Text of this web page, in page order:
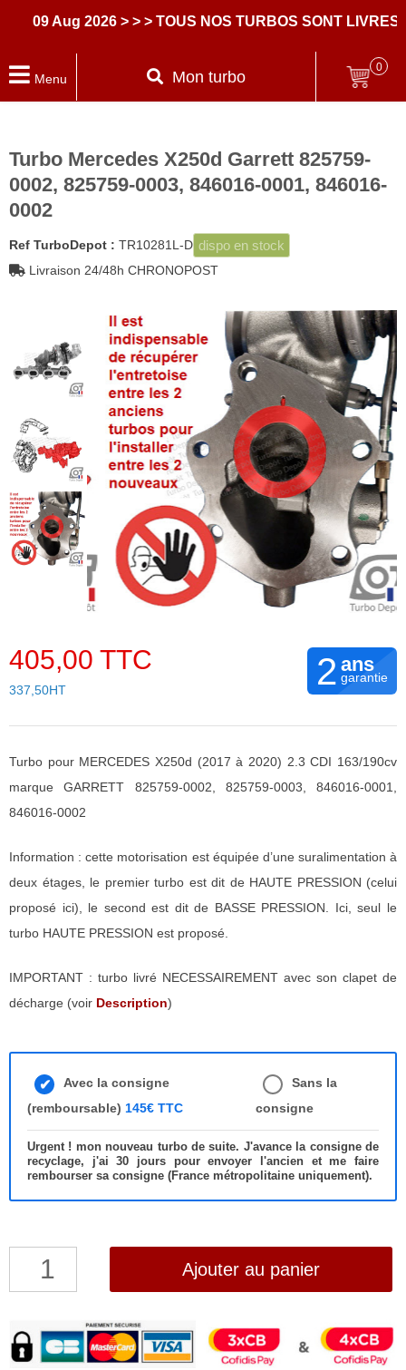
Aug 2026 > > > TOUS NOS TURBOS SONT LIVRES
Menu Mon turbo
0
Turbo Mercedes X250d Garrett 825759-
0002, 825759-0003, 846016-0001, 846016-
0002
Ref TurboDepot : TR10281L-D dispo en stock
Livraison 24/48h CHRONOPOST
405,00 TTC
337,50HT 2 ans
garantie
Turbo pour MERCEDES X250d (2017 à 2020) 2.3 CDI 163/190cv
marque GARRETT 825759-0002, 825759-0003, 846016-0001,
846016-0002
Information : cette motorisation est équipée d’une suralimentation à
deux étages, le premier turbo est dit de HAUTE PRESSION (celui
proposé ici), le second est dit de BASSE PRESSION. Ici, seul le
turbo HAUTE PRESSION est proposé.
IMPORTANT : turbo livré NECESSAIREMENT avec son clapet de
décharge (voir Description)
Avec la consigne
(remboursable) 145€ TTC
Sans la
consigne
Urgent ! mon nouveau turbo de suite. J'avance la consigne de
recyclage, j'ai 30 jours pour envoyer l'ancien et me faire
rembourser sa consigne (France métropolitaine uniquement).
quantité
Mercedes
X250d
Ajouter au panier